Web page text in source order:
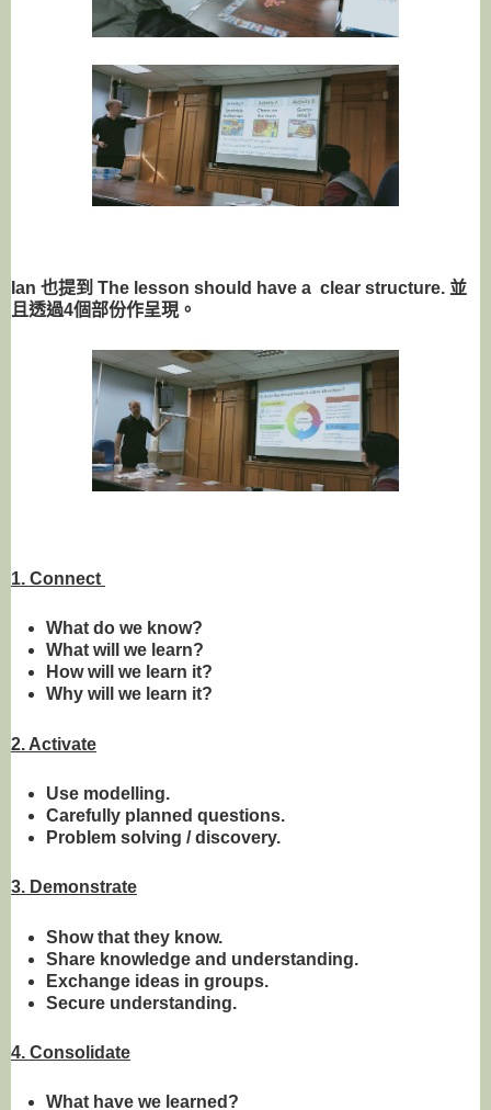
Ian 也提到 The lesson should have a clear structure. 並
且透過4個部份作呈現。
1. Connect
What do we know?
What will we learn?
How will we learn it?
Why will we learn it?
2. Activate
Use modelling.
Carefully planned questions.
Problem solving / discovery.
3. Demonstrate
Show that they know.
Share knowledge and understanding.
Exchange ideas in groups.
Secure understanding.
4. Consolidate
What have we learned?